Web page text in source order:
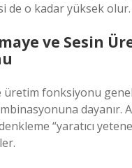
de o kadar yüksek olur.
ve Sesin
üretim fonksiyonu
dayanır.
“yaratıcı